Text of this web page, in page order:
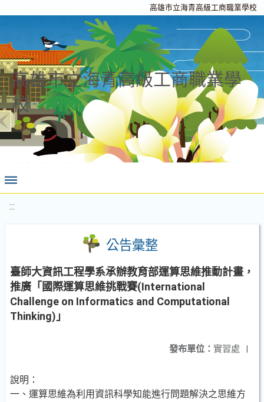
高雄市立海青高級工商職業學校
高雄市立海青高級工商職業學
校
:::
公告彙整
臺師大資訊工程學系承辦教育部運算思維推動計畫，
推廣「國際運算思維挑戰賽(International
Challenge on Informatics and Computational
Thinking)」
發布單位： 實習處 |
說明：
一、運算思維為利用資訊科學知能進行問題解決之思維方